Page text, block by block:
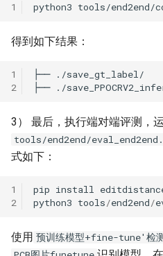
1 python3
得到如下结果：
1
2
3） 最后，执行端对端评测，
tools/end2end/
式如下：
1
2
pip install
python3 tools/end2end/
使用 预训练模型+fine-tune'检